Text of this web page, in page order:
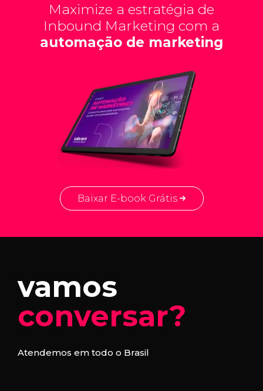
Maximize a estratégia de
Inbound Marketing com a
automação de marketing
Baixar E-book Grátis
vamos
conversar?
Atendemos em todo o Brasil